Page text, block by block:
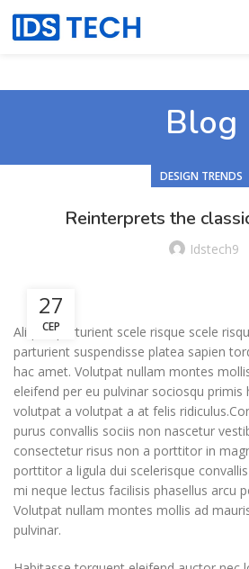
Blog
DESIGN TRENDS
Reinterprets the
Idstech9
27
СЕР
Aliquet parturient scele risque scele
parturient suspendisse platea sapien
hac amet. Volutpat nullam montes
eleifend per eu pulvinar sociosqu
volutpat a volutpat a at felis ridiculus.
purus convallis sociis non nascetur
consectetur risus non a porttitor in
porttitor a ligula dui scelerisque
mi neque lectus facilisis phasellus arcu
Volutpat nullam montes mollis ad
pulvinar.